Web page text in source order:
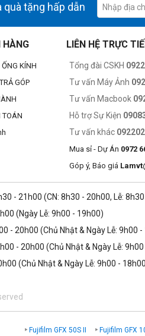
quà tặng hấp dẫn
HÀNG
KÍNH
GÓP
TOÁN
LIÊN HỆ TRỰC
Tổng đài CSKH
Tư vấn Máy Ảnh
Tư vấn Macbook
Hỗ trợ Sự Kiện
Tư vấn khác
Mua sỉ - Dự Án 0972
Góp ý, Báo giá
- 21h00 (CN: 8h30 - 20h00, Lễ:
(Ngày Lễ: 9h00 - 19h00)
- 20h00 (Chủ Nhật & Ngày Lễ: 9h00
- 20h00 (Chủ Nhật & Ngày Lễ:
(Chủ Nhật & Ngày Lễ: 9h00 -
Fujifilm GFX 50S II Fujifilm GFX